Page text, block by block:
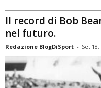
Il record di Bob
nel futuro.
Redazione BlogDiSport - Set 18,